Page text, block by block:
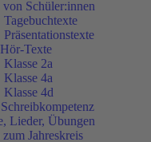
von Schüler:innen
Tagebuchtexte
Präsentationstexte
Texte
Klasse 2a
Klasse 4a
Klasse 4d
Lieder, Übungen
zum Jahreskreis